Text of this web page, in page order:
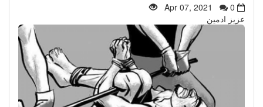
Apr 07, 2021
0
عزيز ادمين